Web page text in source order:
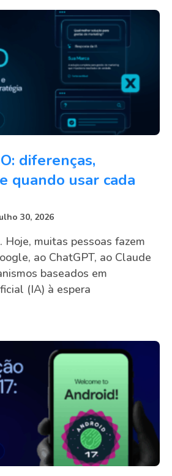
diferenças,
quando usar cada
30, 2026
Hoje, muitas pessoas fazem
ao ChatGPT, ao Claude
baseados em
(IA) à espera